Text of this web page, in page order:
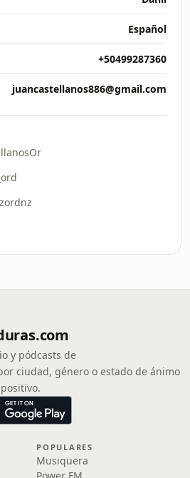
Español
+50499287360
juancastellanos886@gmail.com
y pódcasts de
ciudad, género o estado de ánimo
POPULARES
Musiquera